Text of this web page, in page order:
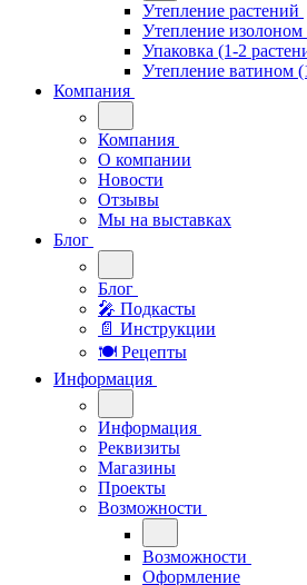
Утепление растений
Утепление изолоном
Упаковка (1-2
Утепление ватином
Компания
Компания
О компании
Новости
Отзывы
Мы на выставках
Блог
Блог
🎤︎︎ Подкасты
📄 Инструкции
🍽 Рецепты
Информация
Информация
Реквизиты
Магазины
Проекты
Возможности
Возможности
Оформление